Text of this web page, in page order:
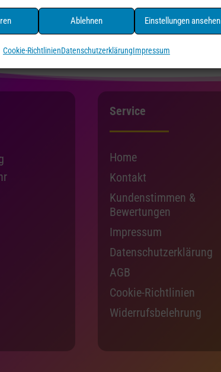
Ablehnen Einstellungen ansehen
Cookie-RichtlinienDatenschutzerklärungImpressum
Service
Home
Kontakt
Kundenstimmen &
Bewertungen
Impressum
Datenschutzerklärung
AGB
Cookie-Richtlinien
Widerrufsbelehrung